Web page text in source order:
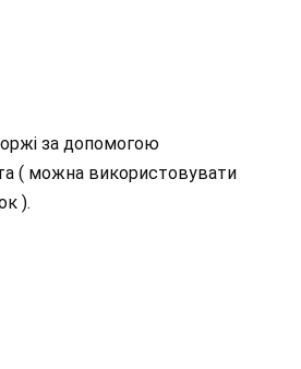
за допомогою
( можна використовувати
).